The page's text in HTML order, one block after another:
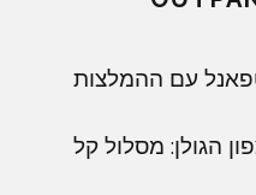
עם ההמלצות
הגולן: מסלול קל